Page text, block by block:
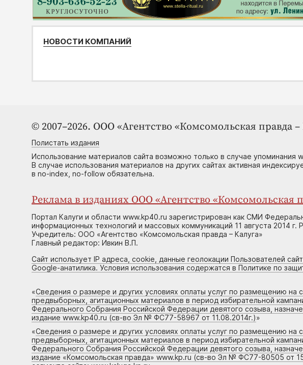
НОВОСТИ КОМПАНИЙ
© 2007–2026. ООО «Агентство «Комсомольская правда –
Полистать издания
Использование материалов сайта возможно только в случае упоминания
В случае использования материалов на других сайтах активная
в no-index, no-follow обязательна.
Реклама в изданиях ООО «Агентство «Комсомольская
Портал Калуги и области www.kp40.ru зарегистрирован как СМИ
информационных технологий и массовых коммуникаций 11 августа 2014
Учредитель: ООО «Агентство «Комсомольская правда – Калуга»
Главный редактор: Ивкин В.П.
Сайт использует IP адреса, cookie, данные геолокации Пользователей
Google-анатилика. Условия использования содержатся в Политике по
«Сведения о размере и других условиях оплаты услуг по размещению на
предвыборных, агитационных материалов в период избирательной
Федерального Собрания Российской Федерации девятого созыва,
издание www.kp40.ru (св-во Эл № ФС77-58967 от 11.08.2014г.)»
«Сведения о размере и других условиях оплаты услуг по размещению на
предвыборных, агитационных материалов в период избирательной
Федерального Собрания Российской Федерации девятого созыва,
издание «Комсомольская правда» www.kp.ru (св-во Эл № ФС77-80505 от